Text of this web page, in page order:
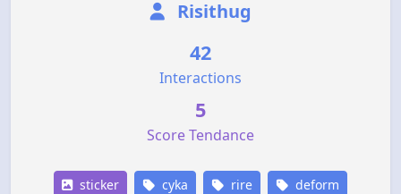
Risithug
42
Interactions
5
Score Tendance
sticker cyka rire deform